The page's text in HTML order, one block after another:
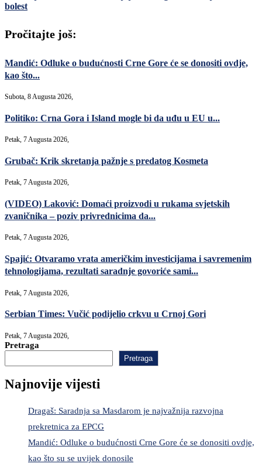
bolest
Pročitajte još:
Mandić: Odluke o budućnosti Crne Gore će se donositi ovdje,
kao što...
Subota, 8 Augusta 2026,
Politiko: Crna Gora i Island mogle bi da uđu u EU u...
Petak, 7 Augusta 2026,
Grubač: Krik skretanja pažnje s predatog Kosmeta
Petak, 7 Augusta 2026,
(VIDEO) Laković: Domaći proizvodi u rukama svjetskih
zvaničnika – poziv privrednicima da...
Petak, 7 Augusta 2026,
Spajić: Otvaramo vrata američkim investicijama i savremenim
tehnologijama, rezultati saradnje govoriće sami...
Petak, 7 Augusta 2026,
Serbian Times: Vučić podijelio crkvu u Crnoj Gori
Petak, 7 Augusta 2026,
Pretraga
Pretraga
Najnovije vijesti
Dragaš: Saradnja sa Masdarom je najvažnija razvojna
prekretnica za EPCG
Mandić: Odluke o budućnosti Crne Gore će se donositi ovdje,
kao što su se uvijek donosile